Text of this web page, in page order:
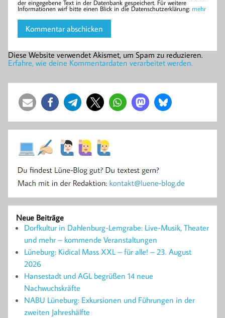
der eingegebene Text in der Datenbank gespeichert. Für weitere
Informationen wirf bitte einen Blick in die Datenschutzerklärung: mehr
Diese Website verwendet Akismet, um Spam zu reduzieren.
Erfahre, wie deine Kommentardaten verarbeitet werden.
Neue Beiträge
Dorfkultur in Dahlenburg-Lemgrabe: Live-Musik, Theater
und mehr – kommende Veranstaltungen
Lüneburg: Kidical Mass XXL – für alle! – 23. August
2026
Hansestadt und AGL begrüßen 14 neue
Nachwuchskräfte
NABU Lüneburg: Exkursionen und Führungen in der
zweiten Jahreshälfte